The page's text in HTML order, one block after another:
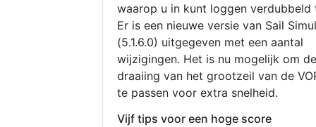
waarop u in kunt loggen verdubbeld
Er is een nieuwe versie van Sail
(5.1.6.0) uitgegeven met een aantal
wijzigingen. Het is nu mogelijk om de
draaiing van het grootzeil van de
te passen voor extra snelheid.
Vijf tips voor een hoge score